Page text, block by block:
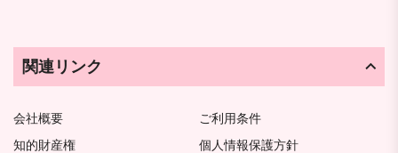
関連リンク
会社概要
ご利用条件
知的財産権
個人情報保護方針